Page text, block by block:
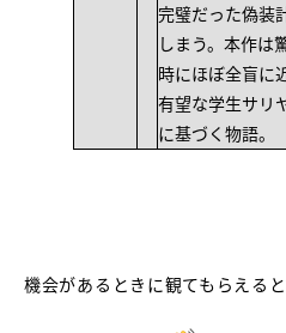
完璧だった偽装
しまう。本作は
時にほぼ全盲に
有望な学生サリ
に基づく物語。
機会があるときに観てもらえる